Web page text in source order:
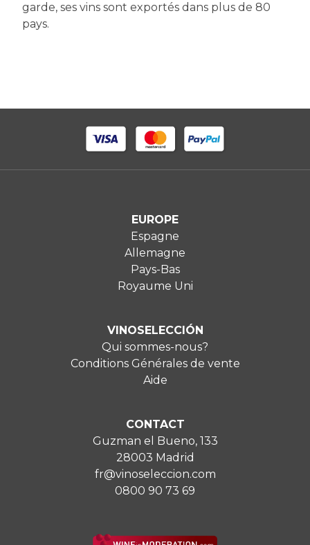
garde, ses vins sont exportés dans plus de 80
pays.
EUROPE
Espagne
Allemagne
Pays-Bas
Royaume Uni
VINOSELECCIÓN
Qui sommes-nous?
Conditions Générales de vente
Aide
CONTACT
Guzman el Bueno, 133
28003 Madrid
fr@vinoseleccion.com
0800 90 73 69